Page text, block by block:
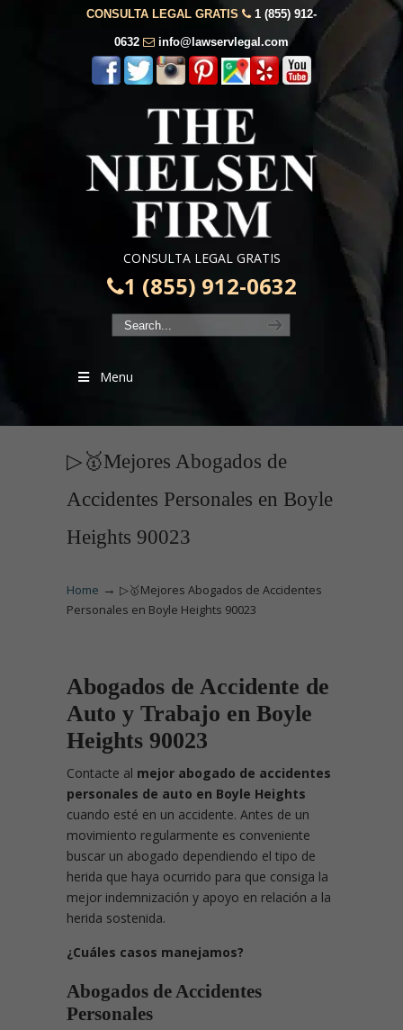
CONSULTA LEGAL GRATIS 1 (855) 912-
0632 info@lawservlegal.com
CONSULTA LEGAL GRATIS
1 (855) 912-0632
Menu
▷🥇Mejores Abogados de
Accidentes Personales en Boyle
Heights 90023
Home → ▷🥇Mejores Abogados de Accidentes
Personales en Boyle Heights 90023
Abogados de Accidente de
Auto y Trabajo en Boyle
Heights 90023
Contacte al mejor abogado de accidentes
personales de auto en Boyle Heights
cuando esté en un accidente. Antes de un
movimiento regularmente es conveniente
buscar un abogado dependiendo el tipo de
herida que haya ocurrido para que consiga la
mejor indemnización y apoyo en relación a la
herida sostenida.
¿Cuáles casos manejamos?
Abogados de Accidentes
Personales